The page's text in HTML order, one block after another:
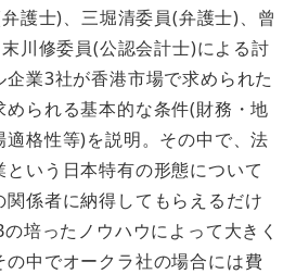
護士)、三堀清委員(弁護士)、曾
川修委員(公認会計士)による討
業3社が香港市場で求められた
められる基本的な条件(財務・地
格性等)を説明。その中で、法
いう日本特有の形態について
係者に納得してもらえるだけ
培ったノウハウによって大きく
中でオークラ社の場合には費